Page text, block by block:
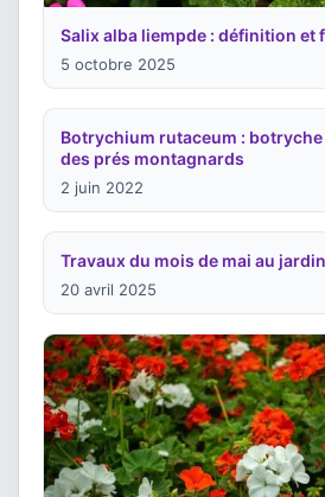
Salix alba liempde : définition et
5 octobre 2025
Botrychium rutaceum :
des prés montagnards
2 juin 2022
Travaux du mois de mai au
20 avril 2025